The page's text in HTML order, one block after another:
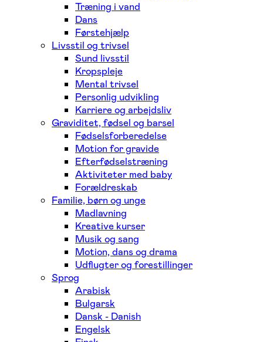
Træning i vand
Dans
Førstehjælp
Livsstil og trivsel
Sund livsstil
Kropspleje
Mental trivsel
Personlig udvikling
Karriere og arbejdsliv
Graviditet, fødsel og barsel
Fødselsforberedelse
Motion for gravide
Efterfødselstræning
Aktiviteter med baby
Forældreskab
Familie, børn og unge
Madlavning
Kreative kurser
Musik og sang
Motion, dans og drama
Udflugter og forestillinger
Sprog
Arabisk
Bulgarsk
Dansk - Danish
Engelsk